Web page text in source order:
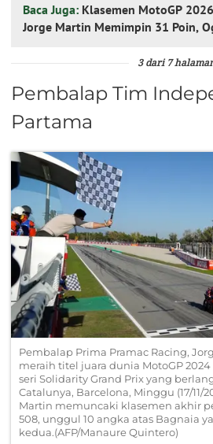
Baca Juga: Klasemen MotoGP
Jorge Martin Memimpin 31 Poin,
3 dari 7
Pembalap Tim
Partama
Pembalap Prima Pramac Racing,
meraih titel juara dunia MotoGP
seri Solidarity Grand Prix yang
Catalunya, Barcelona, Minggu (17/11/
Martin memuncaki klasemen akhir
508, unggul 10 angka atas Bagnaia
kedua.(AFP/Manaure Quintero)